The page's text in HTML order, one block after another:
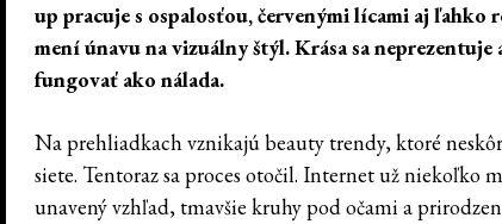
up pracuje s ospalosťou, červenými lícami aj ľahko
mení únavu na vizuálny štýl. Krása sa neprezentuje
fungovať ako nálada.
Na prehliadkach vznikajú beauty trendy, ktoré
siete. Tentoraz sa proces otočil. Internet už niekoľko
unavený vzhľad, tmavšie kruhy pod očami a